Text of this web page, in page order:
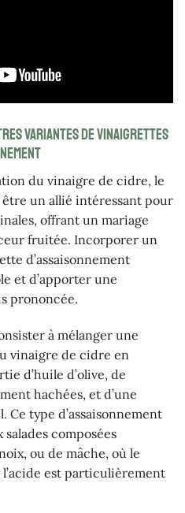
variantes de vinaigrettes
du vinaigre de cidre, le
un allié intéressant pour
offrant un mariage
fruitée. Incorporer un
d’assaisonnement
et d’apporter une
prononcée.
à mélanger une
vinaigre de cidre en
d’huile d’olive, de
hachées, et d’une
type d’assaisonnement
composées
ou de mâche, où le
est particulièrement